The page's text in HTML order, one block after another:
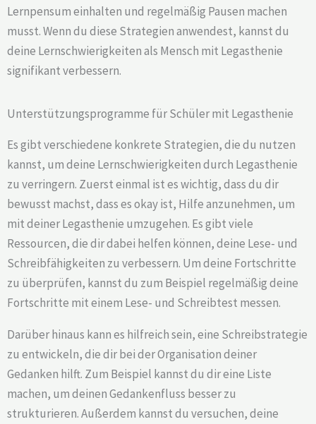
Lernpensum einhalten und regelmäßig Pausen machen
musst. Wenn du diese Strategien anwendest, kannst du
deine Lernschwierigkeiten als Mensch mit Legasthenie
signifikant verbessern.
Unterstützungsprogramme für Schüler mit Legasthenie
Es gibt verschiedene konkrete Strategien, die du nutzen
kannst, um deine Lernschwierigkeiten durch Legasthenie
zu verringern. Zuerst einmal ist es wichtig, dass du dir
bewusst machst, dass es okay ist, Hilfe anzunehmen, um
mit deiner Legasthenie umzugehen. Es gibt viele
Ressourcen, die dir dabei helfen können, deine Lese- und
Schreibfähigkeiten zu verbessern. Um deine Fortschritte
zu überprüfen, kannst du zum Beispiel regelmäßig deine
Fortschritte mit einem Lese- und Schreibtest messen.
Darüber hinaus kann es hilfreich sein, eine Schreibstrategie
zu entwickeln, die dir bei der Organisation deiner
Gedanken hilft. Zum Beispiel kannst du dir eine Liste
machen, um deinen Gedankenfluss besser zu
strukturieren. Außerdem kannst du versuchen, deine